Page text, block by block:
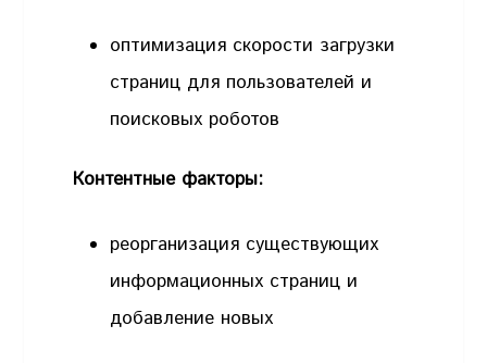
оптимизация скорости загрузки
страниц для пользователей и
поисковых роботов
Контентные факторы:
реорганизация существующих
информационных страниц и
добавление новых